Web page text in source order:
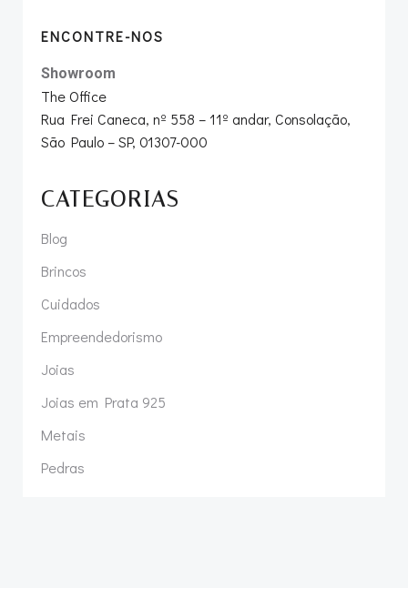
ENCONTRE-NOS
Showroom
The Office
Rua Frei Caneca, nº 558 – 11º andar, Consolação,
São Paulo – SP, 01307-000
CATEGORIAS
Blog
Brincos
Cuidados
Empreendedorismo
Joias
Joias em Prata 925
Metais
Pedras